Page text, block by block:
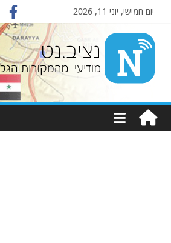
יום חמישי, יוני 11, 2026
Nziv.net
מודיעין
מהמקורות